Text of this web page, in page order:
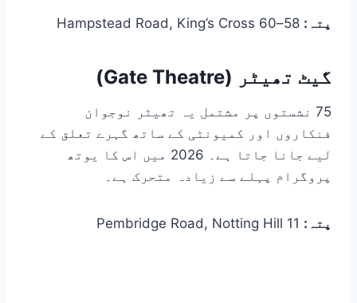
پتہ:
گیٹ تھیٹر (Gate Theatre)
75 نشستوں پر مشتمل یہ تھیٹر نوجوان
فنکاروں اور کمیونٹی کے ساتھ گہرے تعلق کے
لیے جانا جاتا ہے۔ 2026 میں اس کا یوتھ
پروگرام پہلے سے زیادہ متحرک ہے۔
پتہ: